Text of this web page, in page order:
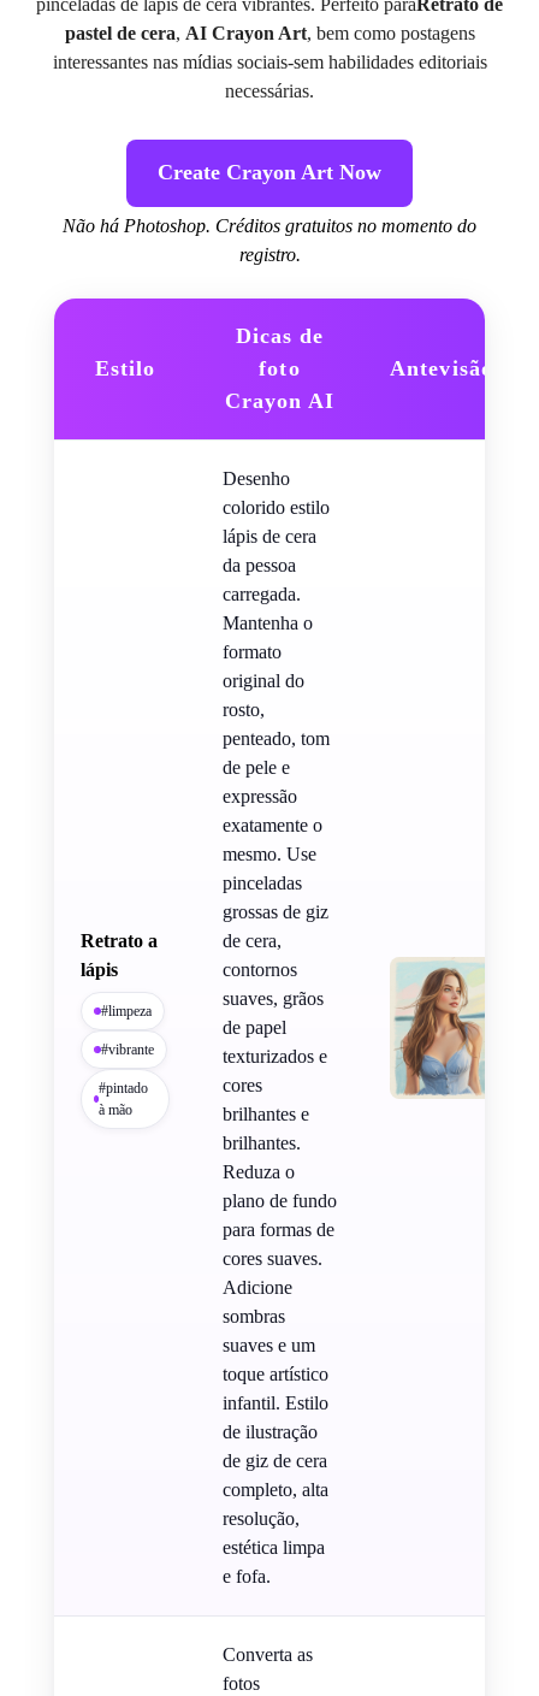
pinceladas de lápis de cera vibrantes. Perfeito paraRetrato de
pastel de cera, AI Crayon Art, bem como postagens
interessantes nas mídias sociais-sem habilidades editoriais
necessárias.
Create Crayon Art Now
Não há Photoshop. Créditos gratuitos no momento do
registro.
Estilo
Dicas de
foto
Crayon AI
Antevisão
Retrato a
lápis
#limpeza
#vibrante
#pintado
à mão
Desenho
colorido estilo
lápis de cera
da pessoa
carregada.
Mantenha o
formato
original do
rosto,
penteado, tom
de pele e
expressão
exatamente o
mesmo. Use
pinceladas
grossas de giz
de cera,
contornos
suaves, grãos
de papel
texturizados e
cores
brilhantes e
brilhantes.
Reduza o
plano de fundo
para formas de
cores suaves.
Adicione
sombras
suaves e um
toque artístico
infantil. Estilo
de ilustração
de giz de cera
completo, alta
resolução,
estética limpa
e fofa.
Converta as
fotos